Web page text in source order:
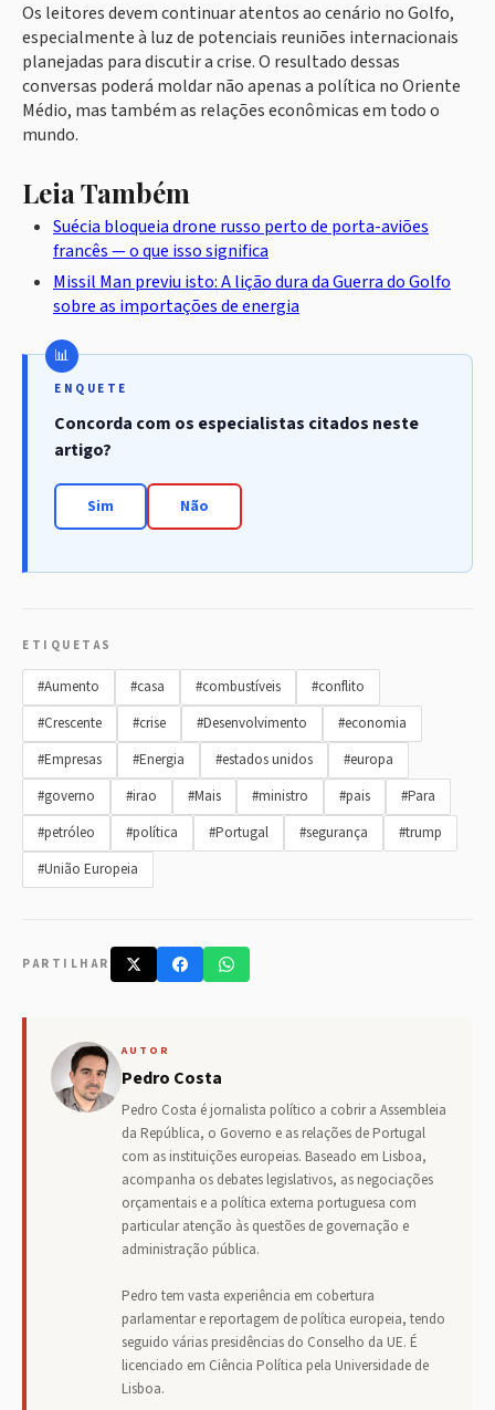
Os leitores devem continuar atentos ao cenário no Golfo,
especialmente à luz de potenciais reuniões internacionais
planejadas para discutir a crise. O resultado dessas
conversas poderá moldar não apenas a política no Oriente
Médio, mas também as relações econômicas em todo o
mundo.
Leia Também
Suécia bloqueia drone russo perto de porta-aviões
francês — o que isso significa
Missil Man previu isto: A lição dura da Guerra do Golfo
sobre as importações de energia
ENQUETE
Concorda com os especialistas citados neste
artigo?
Sim Não
ETIQUETAS
#Aumento #casa #combustíveis
#conflito
#Crescente
#crise #Desenvolvimento
#economia
#Empresas
#Energia #estados unidos
#europa
#governo
#irao #Mais #ministro #pais
#Para
#petróleo
#política #Portugal #segurança
#trump
#União Europeia
PARTILHAR
AUTOR
Pedro Costa
Pedro Costa é jornalista político a cobrir a Assembleia
da República, o Governo e as relações de Portugal
com as instituições europeias. Baseado em Lisboa,
acompanha os debates legislativos, as negociações
orçamentais e a política externa portuguesa com
particular atenção às questões de governação e
administração pública.
Pedro tem vasta experiência em cobertura
parlamentar e reportagem de política europeia, tendo
seguido várias presidências do Conselho da UE. É
licenciado em Ciência Política pela Universidade de
Lisboa.